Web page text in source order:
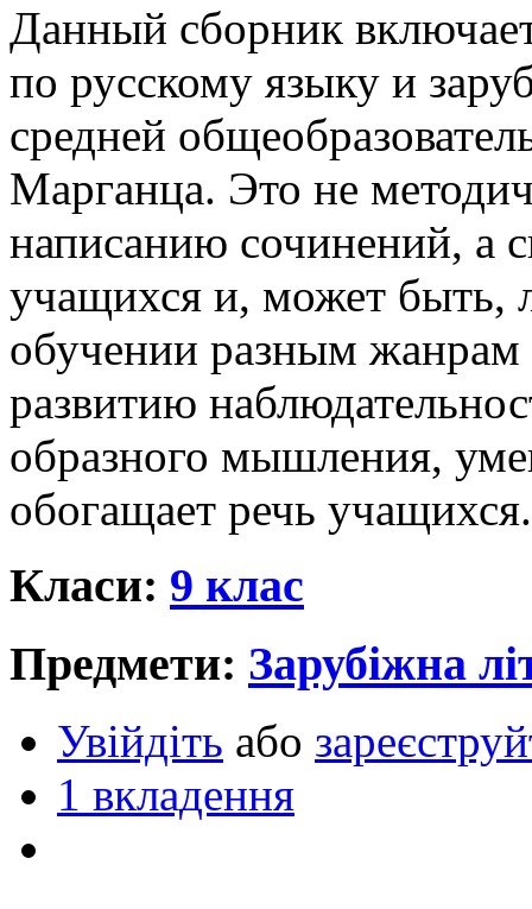
Данный сборник
по русскому языку и
средней
Марганца. Это не
написанию сочинений, а
учащихся и, может быть,
обучении разным жанрам
развитию
образного мышления,
обогащает речь учащихся.
Класи: 9 клас
Предмети: Зарубіжна
Увійдіть або
1 вкладення